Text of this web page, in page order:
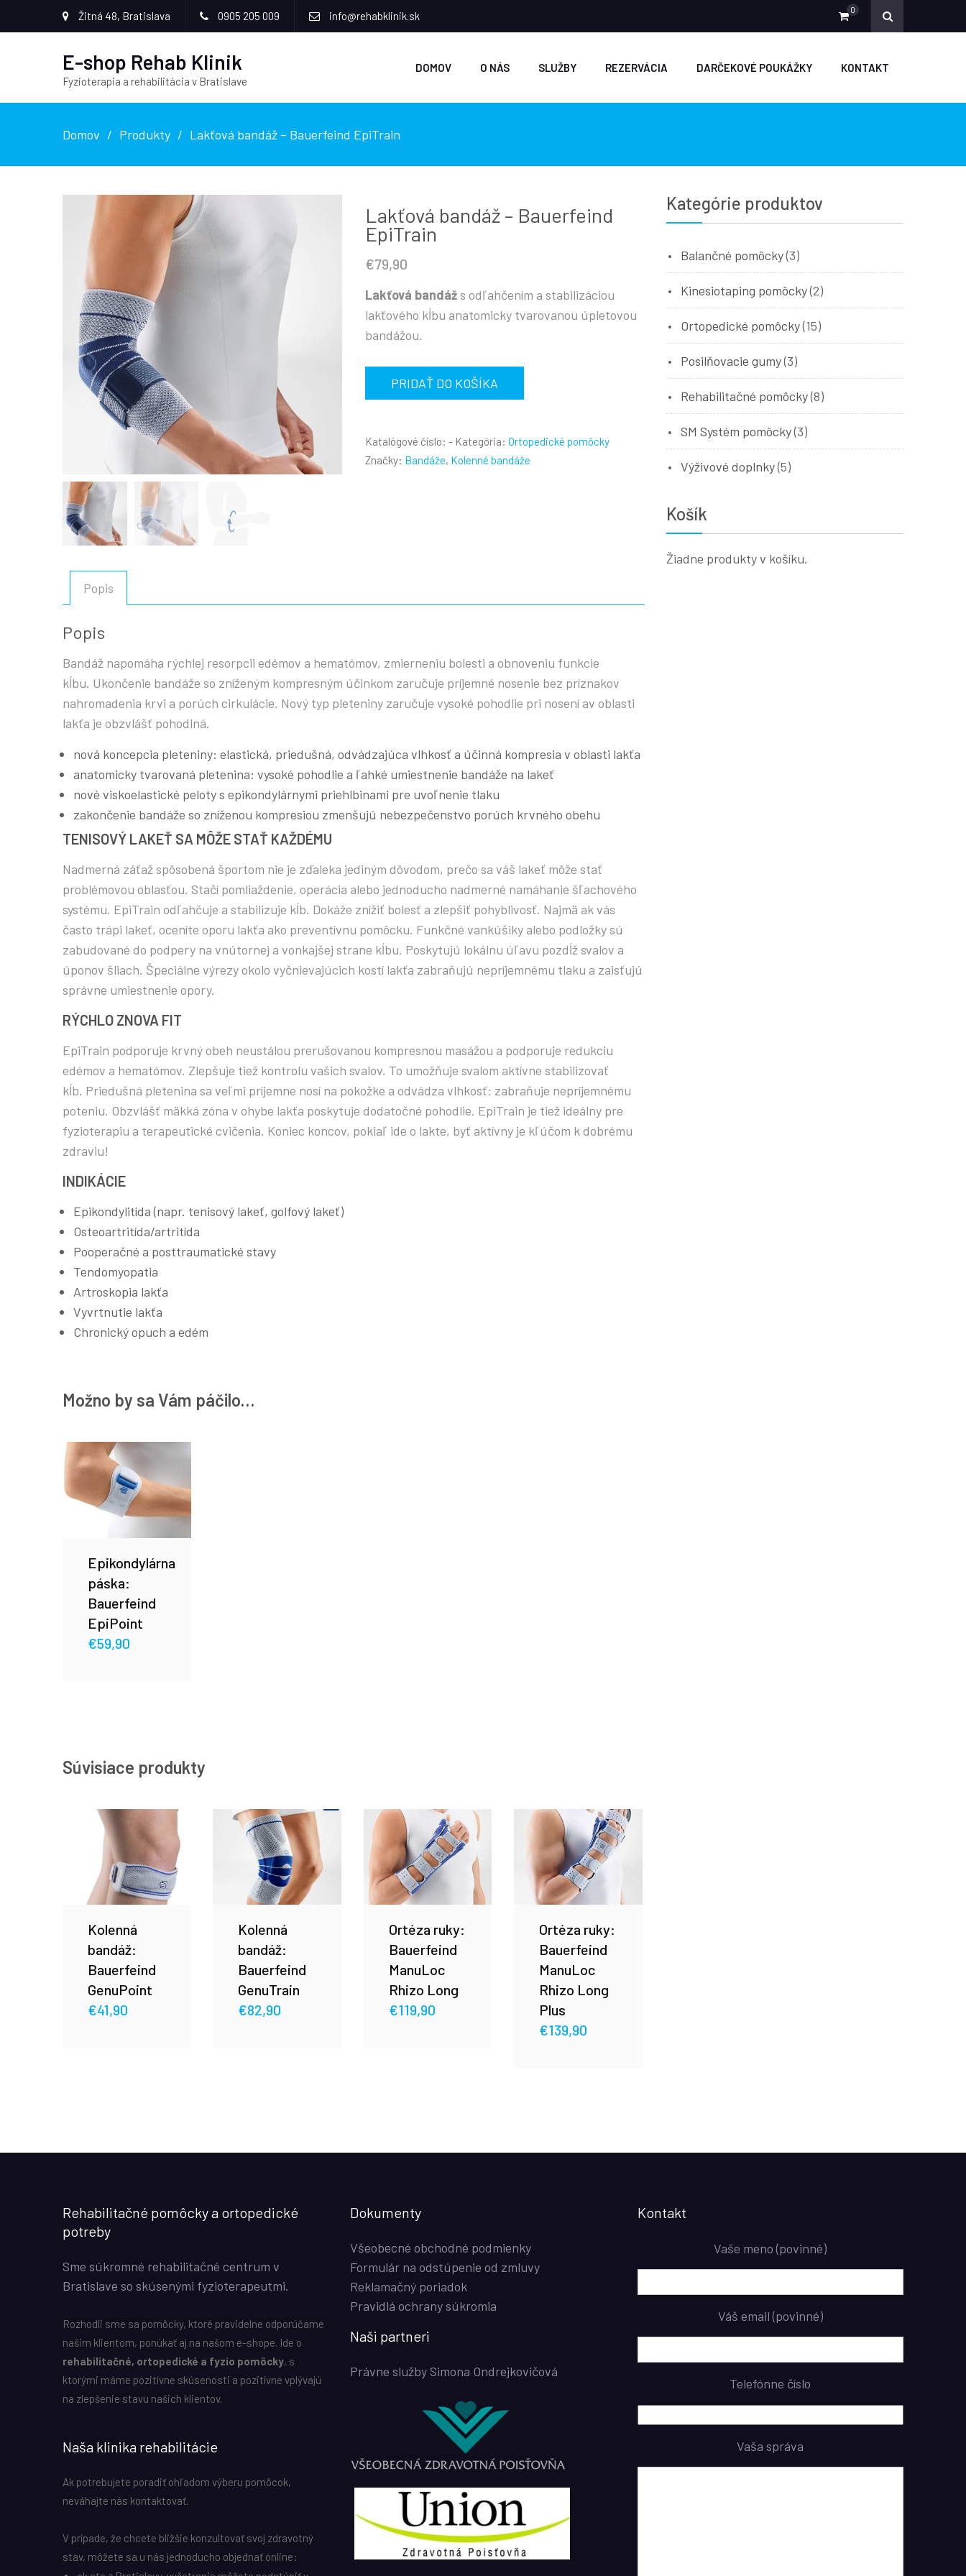
Žitná 48, Bratislava 0905 205 009 info@rehabklinik.sk 0
E-shop Rehab Klinik
Fyzioterapia a rehabilitácia v Bratislave
DOMOV O NÁS SLUŽBY REZERVÁCIA DARČEKOVÉ POUKÁŽKY KONTAKT
Domov Produkty Lakťová bandáž – Bauerfeind EpiTrain
Lakťová bandáž – Bauerfeind
EpiTrain
€79,90
Lakťová bandáž s odľahčením a stabilizáciou
lakťového kĺbu anatomicky tvarovanou úpletovou
bandážou.
Bauerfeind
EpiTrain
PRIDAŤ DO KOŠÍKA
Katalógové číslo:- Kategória:Ortopedické pomôcky
Značky: Bandáže, Kolenné bandáže
Popis
Popis
Bandáž napomáha rýchlej resorpcii edémov a hematómov, zmierneniu bolesti a obnoveniu funkcie
kĺbu. Ukončenie bandáže so zníženým kompresným účinkom zaručuje príjemné nosenie bez príznakov
nahromadenia krvi a porúch cirkulácie. Nový typ pleteniny zaručuje vysoké pohodlie pri nosení av oblasti
lakťa je obzvlášť pohodlná.
nová koncepcia pleteniny: elastická, priedušná, odvádzajúca vlhkosť a účinná kompresia v oblasti lakťa
anatomicky tvarovaná pletenina: vysoké pohodlie a ľahké umiestnenie bandáže na lakeť
nové viskoelastické peloty s epikondylárnymi priehlbinami pre uvoľnenie tlaku
zakončenie bandáže so zníženou kompresiou zmenšujú nebezpečenstvo porúch krvného obehu
TENISOVÝ LAKEŤ SA MÔŽE STAŤ KAŽDÉMU
Nadmerná záťaž spôsobená športom nie je zďaleka jediným dôvodom, prečo sa váš lakeť môže stať
problémovou oblasťou. Stačí pomliaždenie, operácia alebo jednoducho nadmerné namáhanie šľachového
systému. EpiTrain odľahčuje a stabilizuje kĺb. Dokáže znížiť bolesť a zlepšiť pohyblivosť. Najmä ak vás
často trápi lakeť, oceníte oporu lakťa ako preventívnu pomôcku. Funkčné vankúšiky alebo podložky sú
zabudované do podpery na vnútornej a vonkajšej strane kĺbu. Poskytujú lokálnu úľavu pozdĺž svalov a
úponov šliach. Špeciálne výrezy okolo vyčnievajúcich kostí lakťa zabraňujú nepríjemnému tlaku a zaisťujú
správne umiestnenie opory.
RÝCHLO ZNOVA FIT
EpiTrain podporuje krvný obeh neustálou prerušovanou kompresnou masážou a podporuje redukciu
edémov a hematómov. Zlepšuje tiež kontrolu vašich svalov. To umožňuje svalom aktívne stabilizovať
kĺb. Priedušná pletenina sa veľmi príjemne nosí na pokožke a odvádza vlhkosť: zabraňuje nepríjemnému
poteniu. Obzvlášť mäkká zóna v ohybe lakťa poskytuje dodatočné pohodlie. EpiTrain je tiež ideálny pre
fyzioterapiu a terapeutické cvičenia. Koniec koncov, pokiaľ ide o lakte, byť aktívny je kľúčom k dobrému
zdraviu!
INDIKÁCIE
Epikondylitída (napr. tenisový lakeť, golfový lakeť)
Osteoartritída/artritída
Pooperačné a posttraumatické stavy
Tendomyopatia
Artroskopia lakťa
Vyvrtnutie lakťa
Chronický opuch a edém
Možno by sa Vám páčilo…
Epikondylárna
páska:
Bauerfeind
EpiPoint
€59,90
Súvisiace produkty
Kolenná
bandáž:
Bauerfeind
GenuPoint
€41,90
Kolenná
bandáž:
Bauerfeind
GenuTrain
€82,90
Ortéza ruky:
Bauerfeind
ManuLoc
Rhizo Long
€119,90
Ortéza ruky:
Bauerfeind
ManuLoc
Rhizo Long
Plus
€139,90
Kategórie produktov
Balančné pomôcky(3)
Kinesiotaping pomôcky(2)
Ortopedické pomôcky(15)
Posilňovacie gumy(3)
Rehabilitačné pomôcky(8)
SM Systém pomôcky(3)
Výživové doplnky(5)
Košík
Žiadne produkty v košíku.
Rehabilitačné pomôcky a ortopedické
potreby
Sme súkromné rehabilitačné centrum v
Bratislave so skúsenými fyzioterapeutmi.
Rozhodli sme sa pomôcky, ktoré pravidelne odporúčame
našim klientom, ponúkať aj na našom e-shope. Ide o
rehabilitačné, ortopedické a fyzio pomôcky, s
ktorými máme pozitívne skúsenosti a pozitívne vplývajú
na zlepšenie stavu našich klientov.
Naša klinika rehabilitácie
Ak potrebujete poradiť ohľadom výberu pomôcok,
neváhajte nás kontaktovať.
V prípade, že chcete bližšie konzultovať svoj zdravotný
stav, môžete sa u nás jednoducho objednať online:
Dokumenty
Všeobecné obchodné podmienky
Formulár na odstúpenie od zmluvy
Reklamačný poriadok
Pravidlá ochrany súkromia
Naši partneri
Právne služby Simona Ondrejkovičová
Kontakt
Vaše meno (povinné)
Váš email (povinné)
Telefónne číslo
Vaša správa